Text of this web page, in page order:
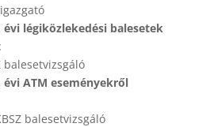
légiközlekedési balesetek
ATM eseményekről
balesetvizsgáló